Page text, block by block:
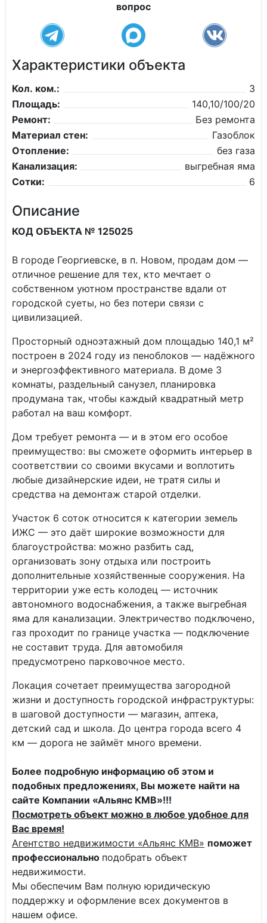
вопрос
Характеристики объекта
Кол. ком.:
3
Площадь:
140,10/100/20
Ремонт:
Без ремонта
Материал стен:
Газоблок
Отопление:
без газа
Канализация:
выгребная яма
Сотки:
6
Описание
КОД ОБЪЕКТА № 125025
В городе Георгиевске, в п. Новом, продам дом —
отличное решение для тех, кто мечтает о
собственном уютном пространстве вдали от
городской суеты, но без потери связи с
цивилизацией.
Просторный одноэтажный дом площадью 140,1 м²
построен в 2024 году из пеноблоков — надёжного
и энергоэффективного материала. В доме 3
комнаты, раздельный санузел, планировка
продумана так, чтобы каждый квадратный метр
работал на ваш комфорт.
Дом требует ремонта — и в этом его особое
преимущество: вы сможете оформить интерьер в
соответствии со своими вкусами и воплотить
любые дизайнерские идеи, не тратя силы и
средства на демонтаж старой отделки.
Участок 6 соток относится к категории земель
ИЖС — это даёт широкие возможности для
благоустройства: можно разбить сад,
организовать зону отдыха или построить
дополнительные хозяйственные сооружения. На
территории уже есть колодец — источник
автономного водоснабжения, а также выгребная
яма для канализации. Электричество подключено,
газ проходит по границе участка — подключение
не составит труда. Для автомобиля
предусмотрено парковочное место.
Локация сочетает преимущества загородной
жизни и доступность городской инфраструктуры:
в шаговой доступности — магазин, аптека,
детский сад и школа. До центра города всего 4
км — дорога не займёт много времени.
Более подробную информацию об этом и
подобных предложениях, Вы можете найти на
сайте Компании «Альянс КМВ»!!!
Посмотреть объект можно в любое удобное для
Вас время!
Агентство недвижимости «Альянс КМВ» поможет
профессионально подобрать объект
недвижимости.
Мы обеспечим Вам полную юридическую
поддержку и оформление всех документов в
нашем офисе.